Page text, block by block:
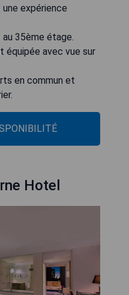
expérience
35ème étage.
équipée avec vue sur
en commun et
Hotel